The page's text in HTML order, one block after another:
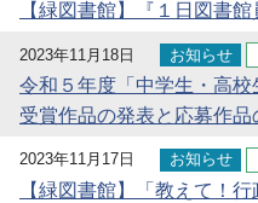
【緑図書館】『１日図書
2023年11月18日 お知らせ
令和５年度「中学生・高校
受賞作品の発表と応募作品
2023年11月17日 お知らせ
【緑図書館】「教えて！